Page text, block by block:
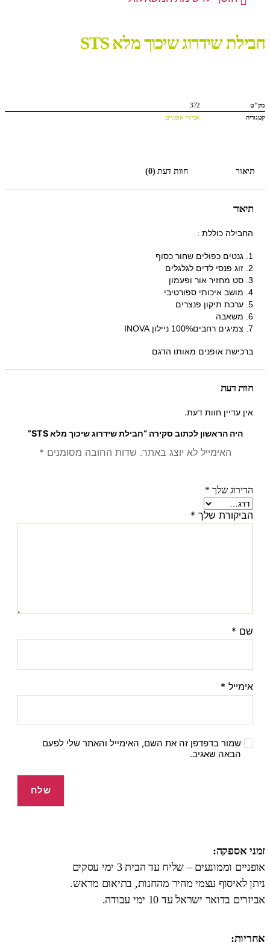
חבילת שידרוג שיכוך מלא STS
מק"ט
372
קטגוריה
אביזרי אופניים
תיאור חוות דעת (0)
תיאור
החבילה כוללת :
1. גנטים כפולים שחור כסוף
2. זוג פנסי לדים לגלגלים
3. סט מחזיר אור ופעמון
4. מושב איכותי ספורטיבי
5. ערכת תיקון פנצרים
6. משאבה
7. צמיגים רחבים100% ניילון INOVA
ברכישת אופנים מאותו הדגם
חוות דעת
אין עדיין חוות דעת.
היה הראשון לכתוב סקירה “חבילת שידרוג שיכוך מלא STS”
האימייל לא יוצג באתר. שדות החובה מסומנים *
הדירוג שלך *
הביקורת שלך *
שם *
אימייל *
שמור בדפדפן זה את השם, האימייל והאתר שלי לפעם
הבאה שאגיב.
זמני אספקה:
אופניים וממונעים – שליח עד הבית 3 ימי עסקים
ניתן לאיסוף עצמי מהיר מהחנות, בתיאום מראש.
אביזרים בדואר ישראל עד 10 ימי עבודה.
אחריות: